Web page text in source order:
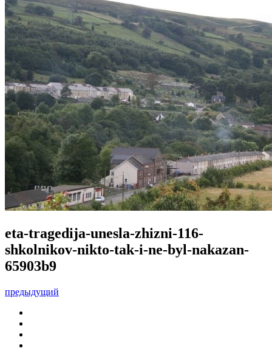
eta-tragedija-unesla-zhizni-116-
shkolnikov-nikto-tak-i-ne-byl-nakazan-
65903b9
предыдущий